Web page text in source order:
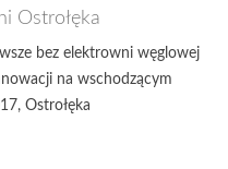
Ostrołęka
bez elektrowni węglowej
na wschodzącym
Ostrołęka